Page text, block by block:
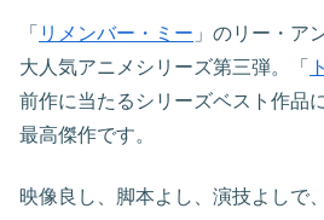
「 リメンバー・ミー 」のリー・ア
大人気アニメシリーズ第三弾。「
前作に当たるシリーズベスト作品
最高傑作です。
映像良し、脚本よし、演技よしで